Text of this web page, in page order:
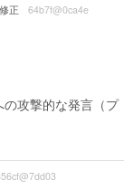
修正 64b7f@0ca4e
攻撃的な発言（プ